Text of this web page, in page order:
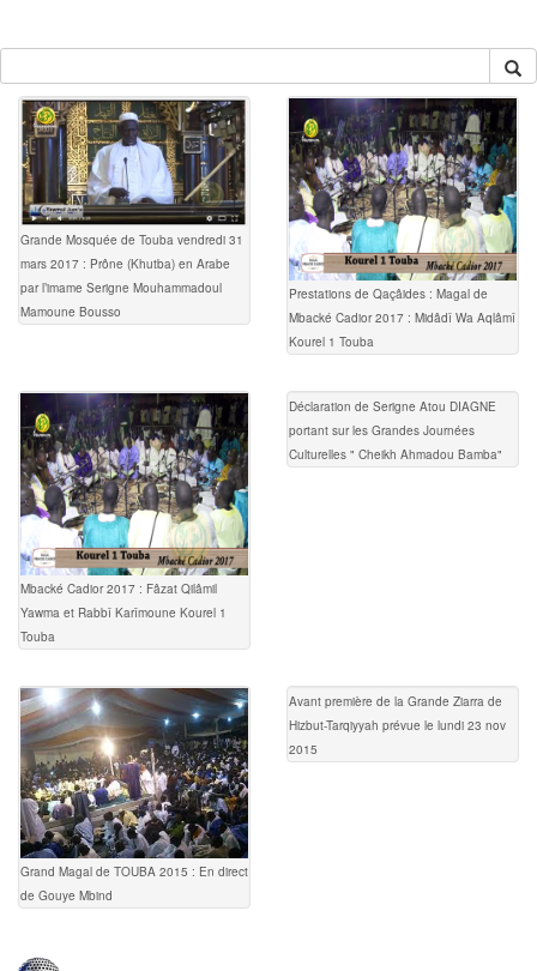
Grande Mosquée de Touba vendredi 31
mars 2017 : Prône (Khutba) en Arabe
par l’imame Serigne Mouhammadoul
Mamoune Bousso
Prestations de Qaçâides : Magal de
Mbacké Cadior 2017 : Midâdî Wa Aqlâmî
Kourel 1 Touba
Mbacké Cadior 2017 : Fâzat Qilâmil
Yawma et Rabbî Karîmoune Kourel 1
Touba
Déclaration de Serigne Atou DIAGNE
portant sur les Grandes Journées
Culturelles " Cheikh Ahmadou Bamba"
Grand Magal de TOUBA 2015 : En direct
de Gouye Mbind
Avant première de la Grande Ziarra de
Hizbut-Tarqiyyah prévue le lundi 23 nov
2015